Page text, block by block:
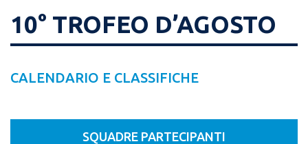
10° TROFEO D’AGOSTO
CALENDARIO E CLASSIFICHE
SQUADRE PARTECIPANTI